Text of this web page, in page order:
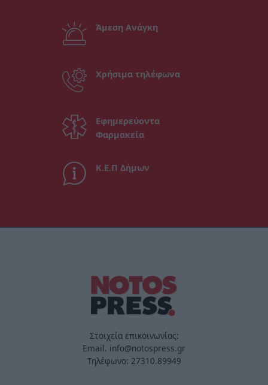
Άμεση Ανάγκη
Χρήσιμα τηλέφωνα
Εφημερεύοντα
Φαρμακεία
Κ.Ε.Π Δήμων
Στοιχεία επικοινωνίας:
Email. info@notospress.gr
Τηλέφωνο: 27310.89949